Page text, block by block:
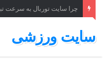
چرا سایت توربال به ‌سرعت
سایت ورزشی